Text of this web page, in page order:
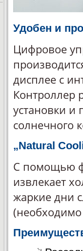
Удобен и
Цифровое
дисплее с
Контроллер
установки и
солнечного
„Natural
С помощью
извлекает
жаркие дни
(необходимо